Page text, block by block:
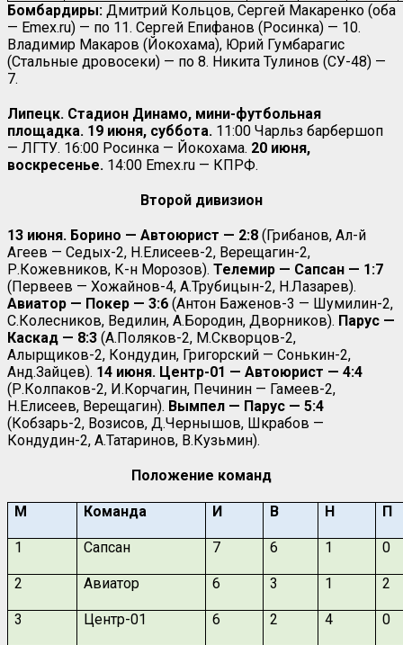
Бомбардиры: Дмитрий Кольцов, Сергей Макаренко (оба
— Emex.ru) — по 11. Сергей Епифанов (Росинка) — 10.
Владимир Макаров (Йокохама), Юрий Гумбарагис
(Стальные дровосеки) — по 8. Никита Тулинов (СУ-48) —
7.
Липецк. Стадион Динамо, мини-футбольная
площадка. 19 июня, суббота. 11:00 Чарльз барбершоп
— ЛГТУ. 16:00 Росинка — Йокохама. 20 июня,
воскресенье. 14:00 Emex.ru — КПРФ.
Второй дивизион
13 июня. Борино — Автоюрист — 2:8 (Грибанов, Ал-й
Агеев — Седых-2, Н.Елисеев-2, Верещагин-2,
Р.Кожевников, К-н Морозов). Телемир — Сапсан — 1:7
(Первеев — Хожайнов-4, А.Трубицын-2, Н.Лазарев).
Авиатор — Покер — 3:6 (Антон Баженов-3 — Шумилин-2,
С.Колесников, Ведилин, А.Бородин, Дворников). Парус —
Каскад — 8:3 (А.Поляков-2, М.Скворцов-2,
Алырщиков-2, Кондудин, Григорский — Сонькин-2,
Анд.Зайцев). 14 июня. Центр-01 — Автоюрист — 4:4
(Р.Колпаков-2, И.Корчагин, Печинин — Гамеев-2,
Н.Елисеев, Верещагин). Вымпел — Парус — 5:4
(Кобзарь-2, Возисов, Д.Чернышов, Шкрабов —
Кондудин-2, А.Татаринов, В.Кузьмин).
Положение команд
М Команда И В Н П
1 Сапсан 7 6 1 0
2 Авиатор 6 3 1 2
3 Центр-01 6 2 4 0